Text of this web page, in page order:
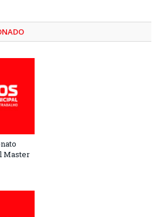
Master